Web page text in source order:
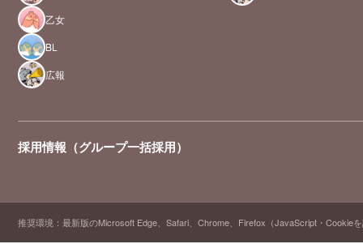
乙女
BL
広報
採用情報（グループ一括採用）
推奨環境：最新版のMicrosoft Edge、Safari、Chrome、Firefox（JavaScript・Cookie